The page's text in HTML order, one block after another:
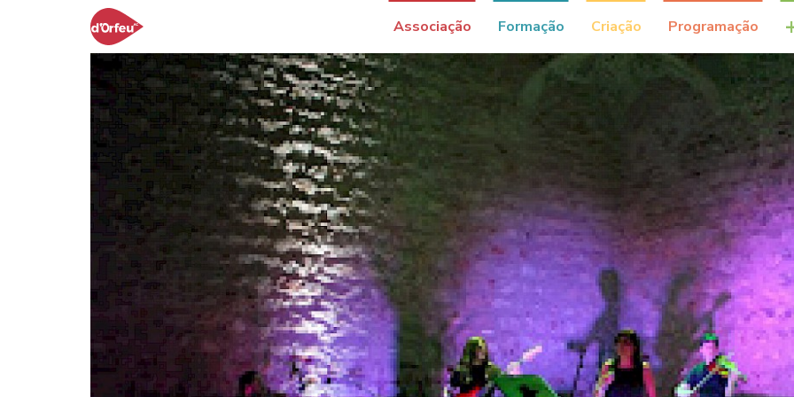
Associação Formação Criação Programação